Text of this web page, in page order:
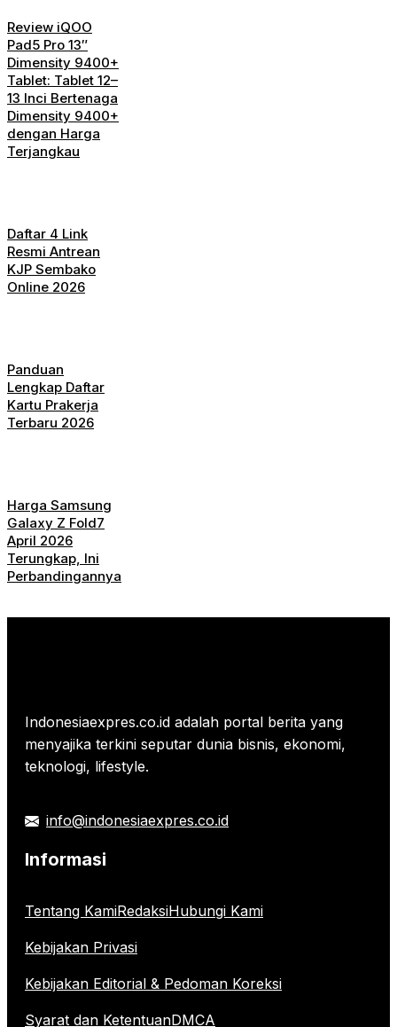
Review iQOO
Pad5 Pro 13″
Dimensity 9400+
Tablet: Tablet 12–
13 Inci Bertenaga
Dimensity 9400+
dengan Harga
Terjangkau
Daftar 4 Link
Resmi Antrean
KJP Sembako
Online 2026
Panduan
Lengkap Daftar
Kartu Prakerja
Terbaru 2026
Harga Samsung
Galaxy Z Fold7
April 2026
Terungkap, Ini
Perbandingannya
Indonesiaexpres.co.id adalah portal berita yang
menyajika terkini seputar dunia bisnis, ekonomi,
teknologi, lifestyle.
info@indonesiaexpres.co.id
Informasi
Tentang KamiRedaksiHubungi Kami
Kebijakan Privasi
Kebijakan Editorial & Pedoman Koreksi
Syarat dan KetentuanDMCA